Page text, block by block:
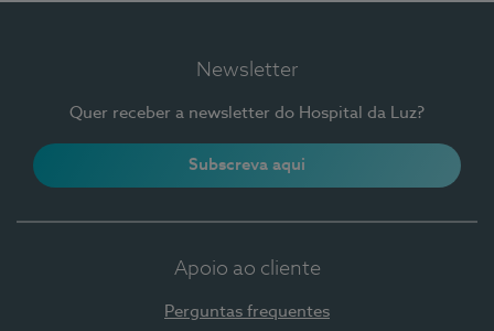
Newsletter
Quer receber a newsletter do Hospital da Luz?
Subscreva aqui
Apoio ao cliente
Perguntas frequentes